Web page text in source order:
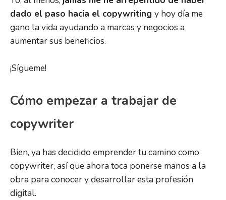
dado el paso hacia el copywriting y hoy día me
gano la vida ayudando a marcas y negocios a
aumentar sus beneficios.
¡Sígueme!
Cómo empezar a trabajar de
copywriter
Bien, ya has decidido emprender tu camino como
copywriter, así que ahora toca ponerse manos a la
obra para conocer y desarrollar esta profesión
digital.